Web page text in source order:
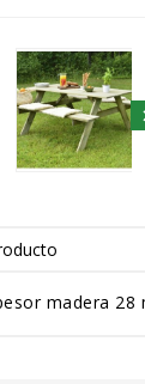
madera 28